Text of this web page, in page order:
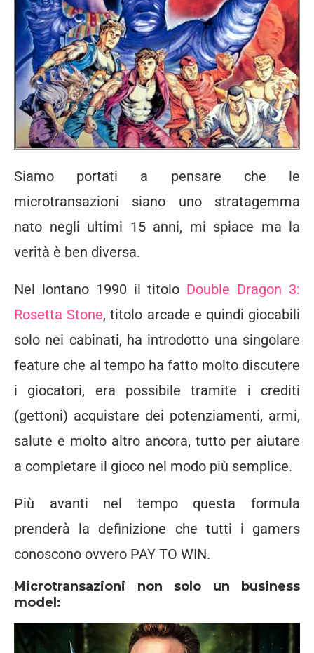
Siamo portati a pensare che le
microtransazioni siano uno stratagemma
nato negli ultimi 15 anni, mi spiace ma la
verità è ben diversa.
Nel lontano 1990 il titolo Double Dragon 3:
Rosetta Stone, titolo arcade e quindi giocabili
solo nei cabinati, ha introdotto una singolare
feature che al tempo ha fatto molto discutere
i giocatori, era possibile tramite i crediti
(gettoni) acquistare dei potenziamenti, armi,
salute e molto altro ancora, tutto per aiutare
a completare il gioco nel modo più semplice.
Più avanti nel tempo questa formula
prenderà la definizione che tutti i gamers
conoscono ovvero PAY TO WIN.
Microtransazioni non solo un business
model: